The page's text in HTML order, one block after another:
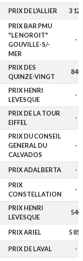
PRIX DE L'ALLIER 3 120
PRIX BAR PMU
"LE NOROIT"
GOUVILLE-S/-
MER
-
PRIX DES
QUINZE-VINGT
840
PRIX HENRI
LEVESQUE
-
PRIX DE LA TOUR
EIFFEL
-
PRIX DU CONSEIL
GENERAL DU
CALVADOS
-
PRIX ADALBERTA -
PRIX
CONSTELLATION
-
PRIX HENRI
LEVESQUE
540
PRIX ARIEL 5 850
PRIX DE LAVAL -